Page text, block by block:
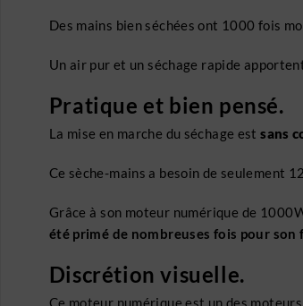
Des mains bien séchées ont 1000 fois
Un air pur et un séchage rapide
Pratique et bien pensé.
La mise en marche du séchage estsans
Ce sèche-mains a besoin de seulement
Grâce à son moteur numérique de
été primé de nombreuses fois pour son
Discrétion visuelle.
Ce moteur numérique est un des